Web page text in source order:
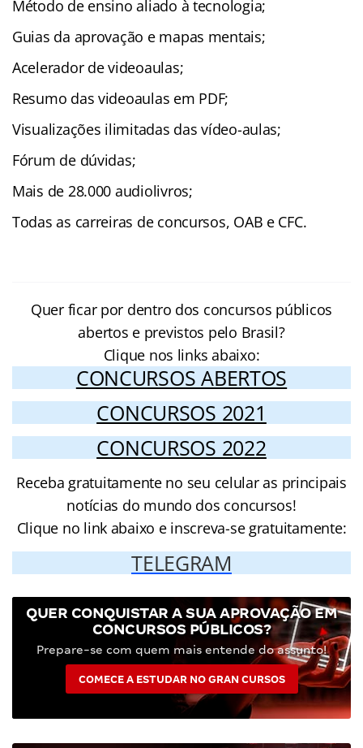
Método de ensino aliado à tecnologia;
Guias da aprovação e mapas mentais;
Acelerador de videoaulas;
Resumo das videoaulas em PDF;
Visualizações ilimitadas das vídeo-aulas;
Fórum de dúvidas;
Mais de 28.000 audiolivros;
Todas as carreiras de concursos, OAB e CFC.
Quer ficar por dentro dos concursos públicos
abertos e previstos pelo Brasil?
Clique nos links abaixo:
CONCURSOS ABERTOS
CONCURSOS 2021
CONCURSOS 2022
Receba gratuitamente no seu celular as principais
notícias do mundo dos concursos!
Clique no link abaixo e inscreva-se gratuitamente:
TELEGRAM
QUER CONQUISTAR A SUA APROVAÇÃO EM
CONCURSOS PÚBLICOS?
Prepare-se com quem mais entende do assunto!
COMECE A ESTUDAR NO GRAN CURSOS